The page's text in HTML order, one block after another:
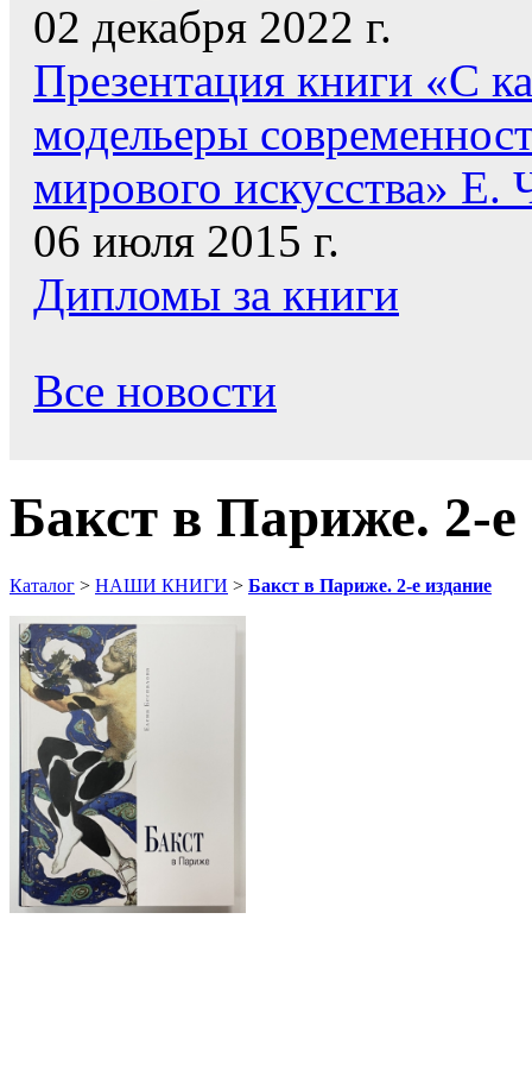
02 декабря 2022 г.
Презентация книги «С
модельеры
мирового искусства» Е.
06 июля 2015 г.
Дипломы за книги
Все новости
Бакст в Париже. 2-е
Каталог > НАШИ КНИГИ > Бакст в Париже. 2-е издание